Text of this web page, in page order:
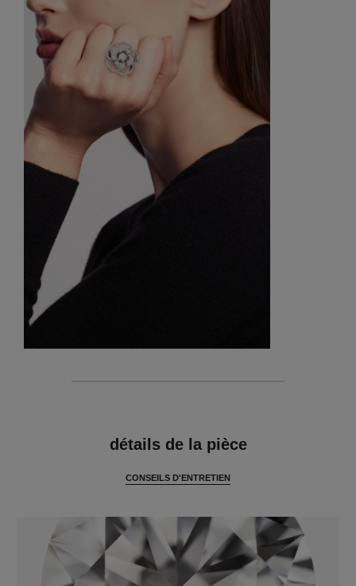
détails de la pièce
CONSEILS D'ENTRETIEN